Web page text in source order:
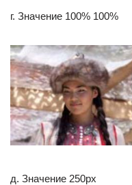
г. Значение 100% 100%
д. Значение 250px